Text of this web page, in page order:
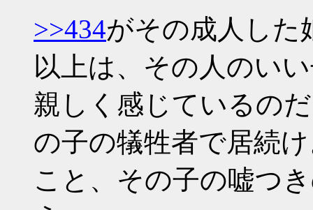
>>434がその成人した
以上は、その人のい
親しく感じているの
の子の犠牲者で居続
こと、その子の嘘つ